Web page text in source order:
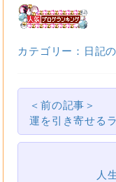
カテゴリー：日記
＜前の記事＞
運を引き寄せる
人